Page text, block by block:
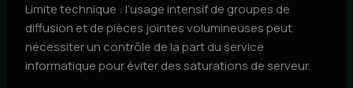
Limite technique : l’usage intensif de groupes de
diffusion et de pièces jointes volumineuses peut
nécessiter un contrôle de la part du service
informatique pour éviter des saturations de serveur.